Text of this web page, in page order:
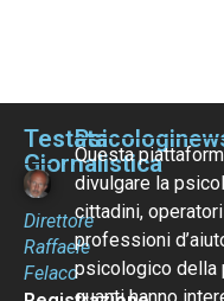
Testata
Giornalistica
Direttore
Raffaele
Felaco
Questa
divulgare la
cittadini,
professioni
psicologico della